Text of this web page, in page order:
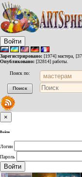
Войти
Зарегистрировано: [1974] мастера,
Опубликовано: [32814] работы.
Поиск по:
×
Войти
Логин
Пароль
Войти